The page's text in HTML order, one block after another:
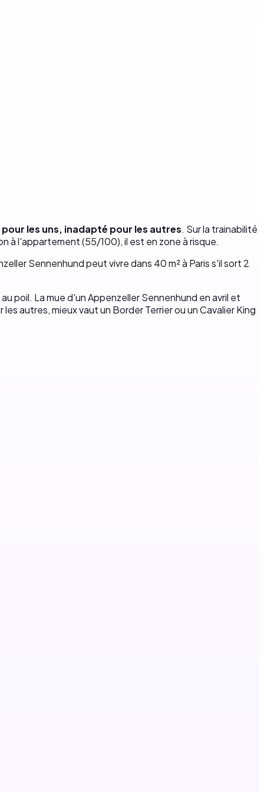
les uns, inadapté pour les autres. Sur la trainabilité
à l'appartement (55/100), il est en zone à risque.
Sennenhund peut vivre dans 40 m² à Paris s'il sort 2
poil. La mue d'un Appenzeller Sennenhund en avril et
autres, mieux vaut un Border Terrier ou un Cavalier King